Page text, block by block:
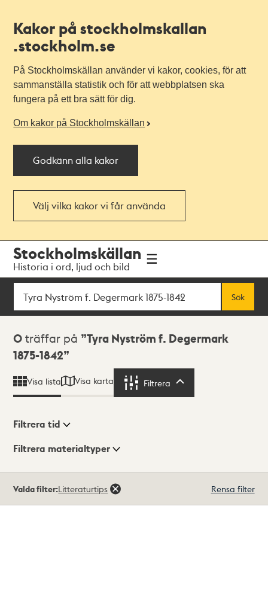
Kakor på stockholmskallan
.stockholm.se
På Stockholmskällan använder vi kakor, cookies, för att
sammanställa statistik och för att webbplatsen ska
fungera på ett bra sätt för dig.
Om kakor på Stockholmskällan
Godkänn alla kakor
Välj vilka kakor vi får använda
navigationen
huvudinnehållet
Stockholmskällan
Historia i ord, ljud och bild
Sök
Sök
Sökresultat
0 träffar på
Tyra Nyström f. Degermark
1875-1842
Visa lista Visa karta Filtrera
Visningsläge
Filtrera tid
Filtrera materialtyper
träffar
Valda filter:Litteraturtips Rensa filter